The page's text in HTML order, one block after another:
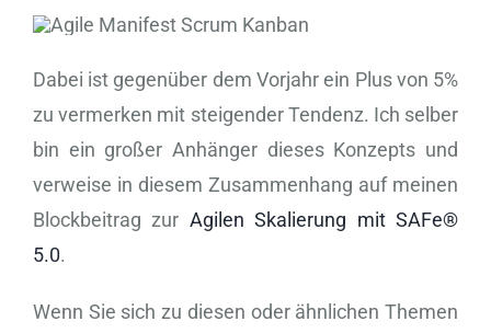
Dabei ist gegenüber dem Vorjahr ein Plus von 5%
zu vermerken mit steigender Tendenz. Ich selber
bin ein großer Anhänger dieses Konzepts und
verweise in diesem Zusammenhang auf meinen
Blockbeitrag zur Agilen Skalierung mit SAFe®
5.0.
Wenn Sie sich zu diesen oder ähnlichen Themen